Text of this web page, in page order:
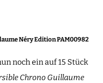
Néry Edition PAM00982
noch ein auf 15 Stück
Chrono Guillaume